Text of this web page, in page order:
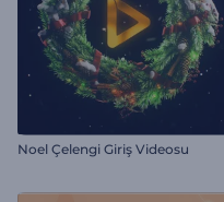
Noel Çelengi Giriş Videosu